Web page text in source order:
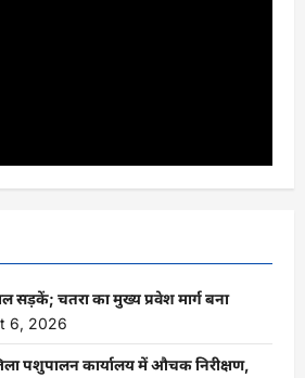
सड़कें; चतरा का मुख्य प्रवेश मार्ग बना
6, 2026
पशुपालन कार्यालय में औचक निरीक्षण,